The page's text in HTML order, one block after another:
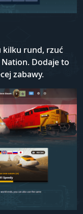
kilku rund, rzuć
Dodaje to
zabawy.